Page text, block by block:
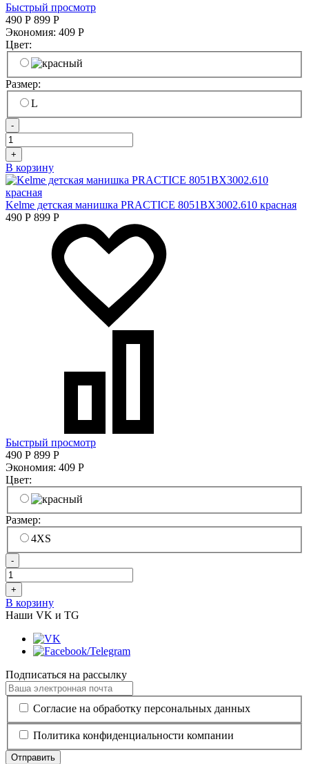
Быстрый просмотр
490 Р 899 Р
Экономия: 409 Р
Цвет:
Размер:
L
-
+
В корзину
Kelme детская манишка PRACTICE 8051BX3002.610 красная
490 Р 899 Р
Быстрый просмотр
490 Р 899 Р
Экономия: 409 Р
Цвет:
Размер:
4XS
-
+
В корзину
Наши VK и TG
Подписаться на рассылку
Согласие на обработку персональных данных
Политика конфиденциальности компании
Отправить